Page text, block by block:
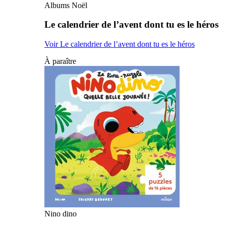
Albums Noël
Le calendrier de l’avent dont tu es le héros
Voir Le calendrier de l’avent dont tu es le héros
À paraître
Nino dino